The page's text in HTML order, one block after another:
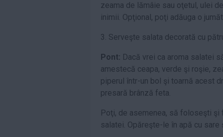
zeama de lămâie sau oţetul, ulei
inimii. Opţional, poţi adăuga o
3. Serveşte salata decorată cu
Pont: Dacă vrei ca aroma salatei
amestecă ceapa, verde şi roşie,
piperul într-un bol şi toarnă acest
presară brânză feta.
Poţi, de asemenea, să foloseşti
salatei. Opăreşte-le în apă cu sare